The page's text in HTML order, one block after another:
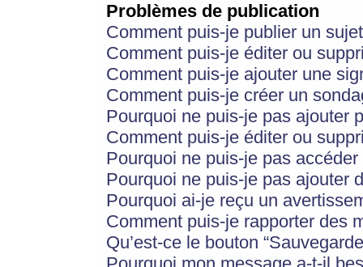
Problèmes de publication
Comment puis-je publier un
Comment puis-je éditer ou
Comment puis-je ajouter une
Comment puis-je créer un
Pourquoi ne puis-je pas ajouter
Comment puis-je éditer ou
Pourquoi ne puis-je pas
Pourquoi ne puis-je pas ajouter
Pourquoi ai-je reçu un
Comment puis-je rapporter des
Qu’est-ce le bouton